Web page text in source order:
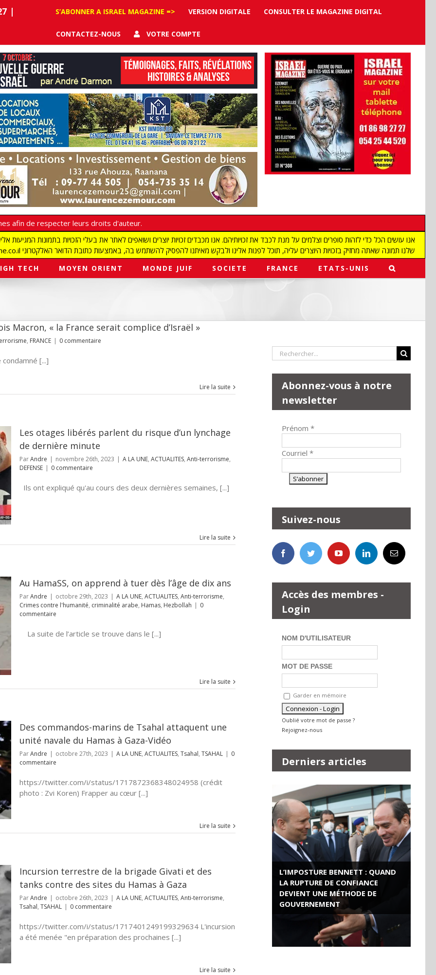
|
S’ABONNER A ISRAEL MAGAZINE => VERSION DIGITALE CONSULTER LE MAGAZINE DIGITAL
CONTACTEZ-NOUS VOTRE COMPTE
afin de respecter leurs droits d'auteur.
redaction@israelmagazine.co.il שלנו תמונה שאתה מחזיק בזכויות היוצרים עליה, תוכל לפנות אלינו ולבקש מאיתנו להפסיק להשתמש בה, באמצעות כתובת הדואר האלקטרוני
TECH MOYEN ORIENT MONDE JUIF SOCIETE FRANCE ETATS-UNIS
Macron, « la France serait complice d’Israël »
, FRANCE | 0 commentaire
[...]
Lire la suite
Les otages libérés parlent du risque d’un lynchage
de dernière minute
ParAndre | novembre 26th, 2023 | A LA UNE, ACTUALITES, Anti-terrorisme,
DEFENSE | 0 commentaire
Ils ont expliqué qu'au cours des deux dernières semaines, [...]
Lire la suite
Au HamaSS, on apprend à tuer dès l’âge de dix ans
ParAndre octobre 29th, 2023 A LA UNE, ACTUALITES, Anti-terrorisme,
Crimes contre l'humanité, criminalité arabe, Hamas, Hezbollah
0
commentaire
La suite de l’article se trouve dans le [...]
Lire la suite
Des commandos-marins de Tsahal attaquent une
unité navale du Hamas à Gaza-Vidéo
ParAndre octobre 27th, 2023 A LA UNE, ACTUALITES, Tsahal, TSAHAL
0
commentaire
https://twitter.com/i/status/1717872368348024958 (crédit
photo : Zvi Koren) Frapper au cœur [...]
Lire la suite
Incursion terrestre de la brigade Givati et des
tanks contre des sites du Hamas à Gaza
ParAndre octobre 26th, 2023 A LA UNE, ACTUALITES, Anti-terrorisme,
Tsahal, TSAHAL 0 commentaire
https://twitter.com/i/status/1717401249199329634 L'incursion
a été menée "en préparation des prochaines [...]
Lire la suite
Rechercher:
Abonnez-vous à notre
newsletter
Prénom *
Courriel *
Suivez-nous
Accès des membres -
Login
NOM D'UTILISATEUR
MOT DE PASSE
Garder en mémoire
Oublié votre mot de passe ?
Rejoignez-nous
Derniers articles
L’IMPOSTURE BENNETT : QUAND
LA RUPTURE DE CONFIANCE
DEVIENT UNE MÉTHODE DE
GOUVERNEMENT
ROSE VALLAND, HEROÏNE DE LA
RESISTANCE FRANÇAISE